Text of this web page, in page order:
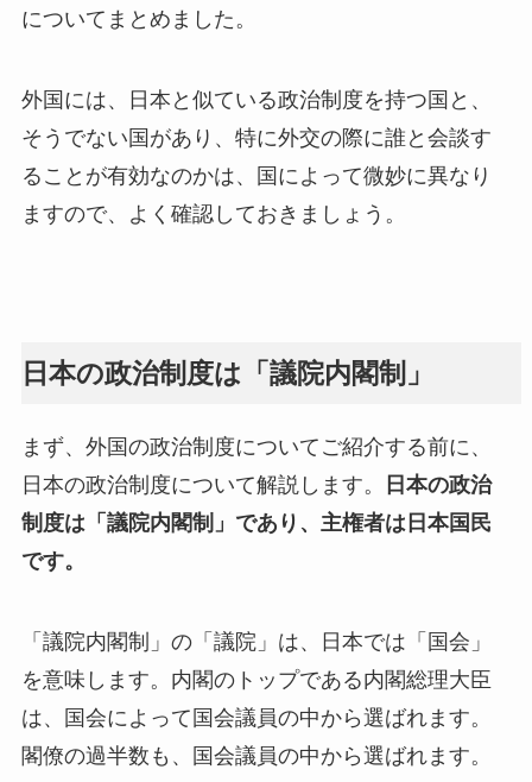
についてまとめました。
外国には、日本と似ている政治制度を持つ国と、
そうでない国があり、特に外交の際に誰と会談す
ることが有効なのかは、国によって微妙に異なり
ますので、よく確認しておきましょう。
日本の政治制度は「議院内閣制」
まず、外国の政治制度についてご紹介する前に、
日本の政治制度について解説します。
日本の政治
制度は「議院内閣制」であり、主権者は日本国民
です。
「議院内閣制」の「議院」は、日本では「国会」
を意味します。内閣のトップである内閣総理大臣
は、国会によって国会議員の中から選ばれます。
閣僚の過半数も、国会議員の中から選ばれます。